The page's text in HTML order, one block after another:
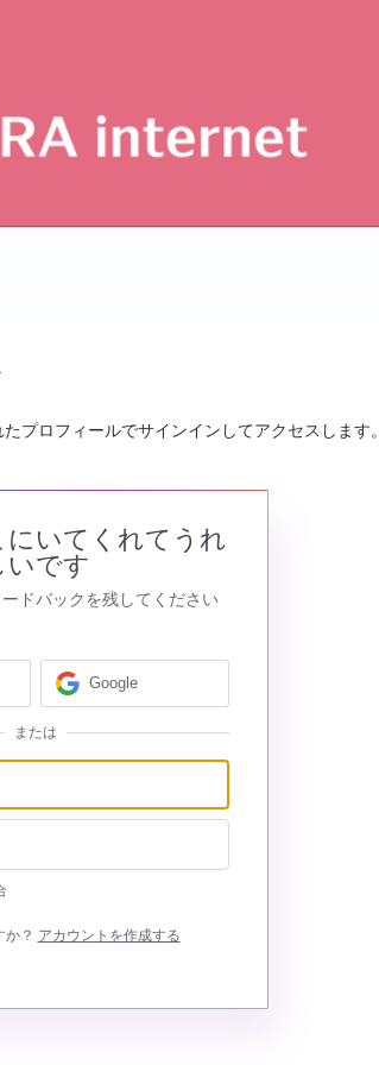
プロフィールでサインインしてアクセスします。
いてくれてうれ
いです
ドバックを残してください
Google
または
か？ アカウントを作成する